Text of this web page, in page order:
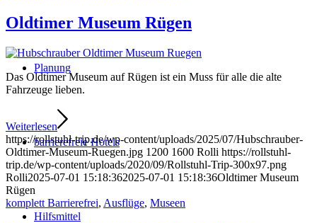
Planung
barrierefreie Hotels
Hilfsmittel
Oldtimer Museum Rügen
Das Oldtimer Museum auf Rügen ist ein Muss für alle die alte
Fahrzeuge lieben.
Weiterlesen
https://rollstuhl-trip.de/wp-content/uploads/2025/07/Hubschrauber-
Oldtimer-Museum-Ruegen.jpg 1200 1600 Rolli https://rollstuhl-
trip.de/wp-content/uploads/2020/09/Rollstuhl-Trip-300x97.png
Rolli2025-07-01 15:18:362025-07-01 15:18:36Oldtimer Museum
Rügen
komplett Barrierefrei, Ausflüge, Museen